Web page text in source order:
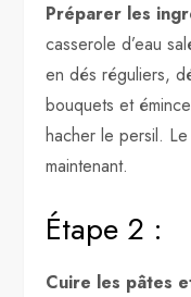
Préparer les
casserole d’eau
en dés réguliers,
bouquets et
hacher le persil.
maintenant.
Étape 2 :
Cuire les pâtes